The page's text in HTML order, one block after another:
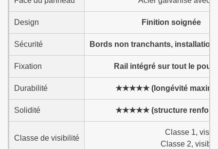
Design Finition soignée
Sécurité Bords non tranchants, installation
Fixation Rail intégré sur tout le
Durabilité ★★★★★ (longévité
Solidité ★★★★★ (structure
Classe de visibilité
Classe 1,
Classe 2,